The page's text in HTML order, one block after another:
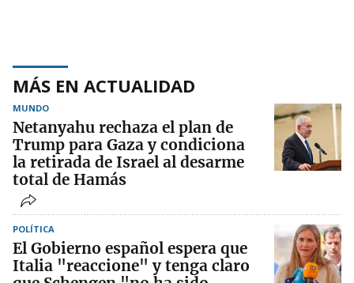
MÁS EN ACTUALIDAD
MUNDO
Netanyahu rechaza el plan de
Trump para Gaza y condiciona
la retirada de Israel al desarme
total de Hamás
POLÍTICA
El Gobierno español espera que
Italia "reaccione" y tenga claro